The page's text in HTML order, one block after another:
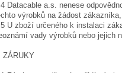
Datacable a.s. nenese
výrobků na žádost
U zboží určeného k instalaci
vady výrobků nebo jejich
ZÁRUKY